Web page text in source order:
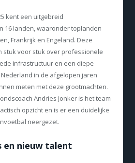
kent een uitgebreid
16 landen, waaronder toplanden
Frankrijk en Engeland. Deze
stuk voor stuk over professionele
infrastructuur en een diepe
in de afgelopen jaren
meten met deze grootmachten.
Andries Jonker is het team
opzicht en is er een duidelijke
neergezet.
en nieuw talent